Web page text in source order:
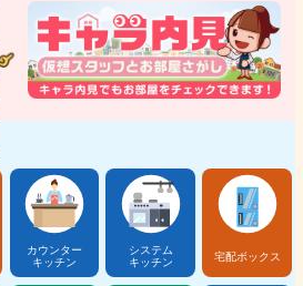
カウンター
キッチン
システム
キッチン
宅配ボックス